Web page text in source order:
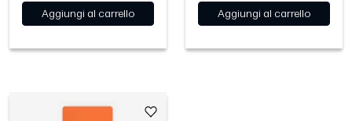
Aggiungi al carrello
Aggiungi al carrello